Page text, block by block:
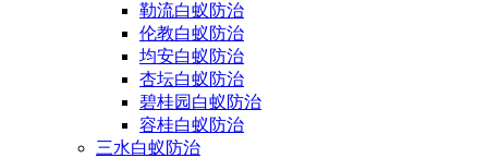
勒流白蚁防治
伦教白蚁防治
均安白蚁防治
杏坛白蚁防治
碧桂园白蚁防治
容桂白蚁防治
三水白蚁防治